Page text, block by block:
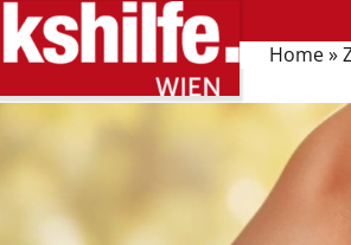
Home»